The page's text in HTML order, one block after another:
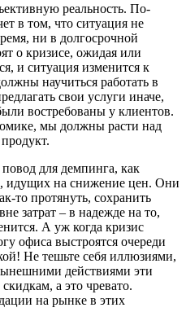
реальность. По-
в том, что ситуация не
ни в долгосрочной
о кризисе, ожидая или
и ситуация изменится к
научиться работать в
свои услуги иначе,
востребованы у клиентов.
мы должны расти над
для демпинга, как
идущих на снижение цен. Они
то протянуть, сохранить
затрат – в надежде на то,
А уж когда кризис
офиса выстроятся очереди
Не тешьте себя иллюзиями,
действиями эти
а это чревато.
на рынке в этих